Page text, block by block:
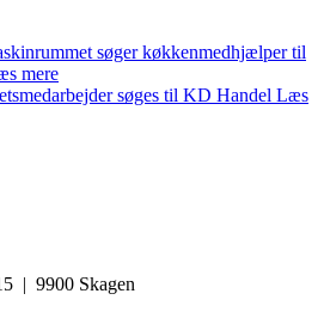
søger køkkenmedhjælper til
mere
søges til KD Handel Læs
| 9900 Skagen